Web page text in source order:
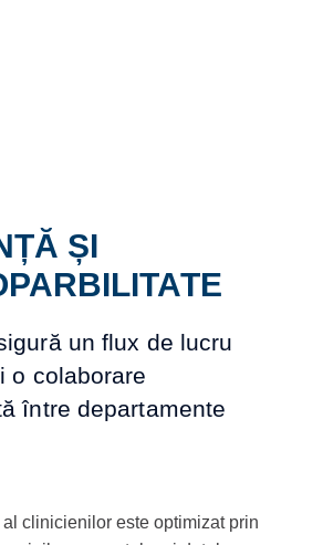
ȘI
un flux de lucru
o colaborare
între departamente
clinicienilor este optimizat prin